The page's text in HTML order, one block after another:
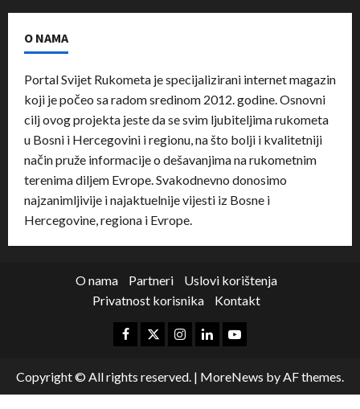
O NAMA
Portal Svijet Rukometa je specijalizirani internet magazin
koji je počeo sa radom sredinom 2012. godine. Osnovni
cilj ovog projekta jeste da se svim ljubiteljima rukometa
u Bosni i Hercegovini i regionu, na što bolji i kvalitetniji
način pruže informacije o dešavanjima na rukometnim
terenima diljem Evrope. Svakodnevno donosimo
najzanimljivije i najaktuelnije vijesti iz Bosne i
Hercegovine, regiona i Evrope.
O nama Partneri
Uslovi korištenja
Privatnost korisnika
Kontakt
Copyright © All rights reserved. | MoreNews by AF themes.